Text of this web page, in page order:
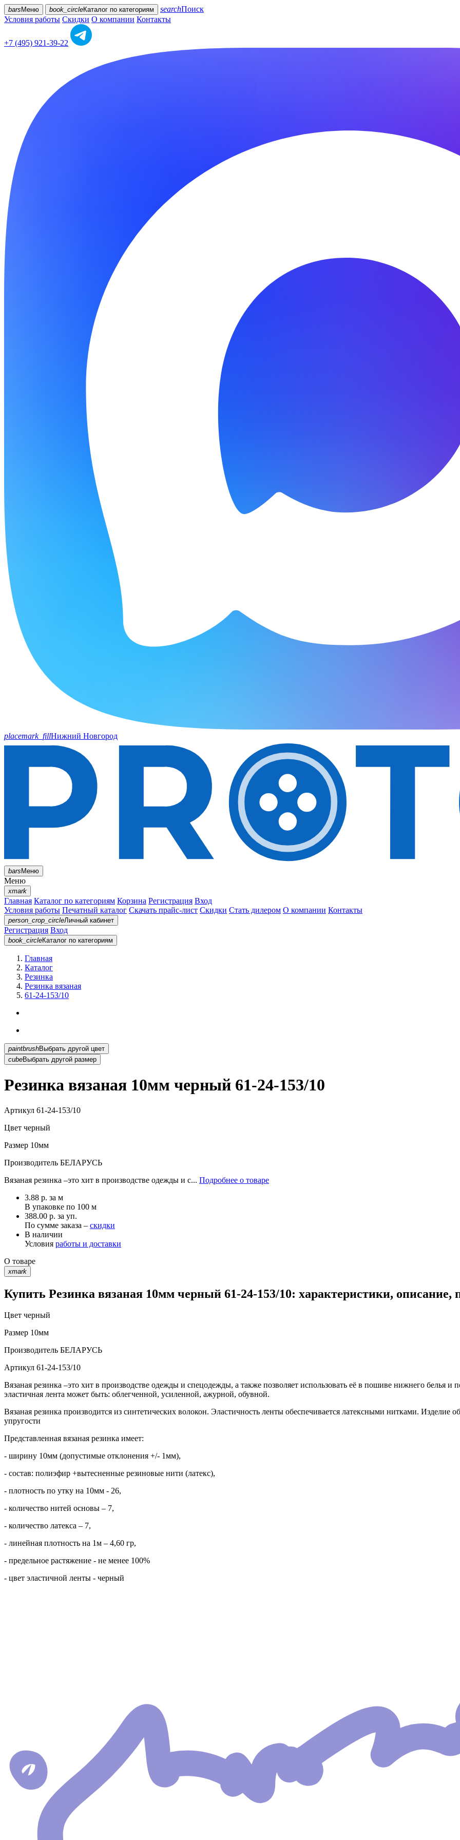
bars Меню book_circleКаталог по категориям searchПоиск
Условия работы Скидки О компании Контакты
+7 (495) 921-39-22
placemark_fillНижний Новгород
barsМеню
Меню
xmark
Главная Каталог по категориям Корзина Регистрация Вход
Условия работы Печатный каталог Скачать прайс-лист Скидки Стать дилером О компании Контакты
person_crop_circleЛичный кабинет
Регистрация Вход
book_circleКаталог по категориям
Главная
Каталог
Резинка
Резинка вязаная
61-24-153/10
paintbrush
Выбрать другой цвет
cubeВыбрать другой размер
Резинка вязаная 10мм черный 61-24-153/10
Артикул 61-24-153/10
Цвет черный
Размер 10мм
Производитель БЕЛАРУСЬ
Вязаная резинка –это хит в производстве одежды и с... Подробнее о товаре
3.88 р. за м
В упаковке по 100 м
388.00 р. за уп.
По сумме заказа – скидки
В наличии
Условия работы и доставки
О товаре
xmark
Купить Резинка вязаная 10мм черный 61-24-153/10: характеристики, описание,
Цвет черный
Размер 10мм
Производитель БЕЛАРУСЬ
Артикул 61-24-153/10
Вязаная резинка –это хит в производстве одежды и спецодежды, а также позволяет использовать её в пошиве нижнего белья и
эластичная лента может быть: облегченной, усиленной, ажурной, обувной.
Вязаная резинка производится из синтетических волокон. Эластичность ленты обеспечивается латексными нитками. Изделие
упругости
Представленная вязаная резинка имеет:
- ширину 10мм (допустимые отклонения +/- 1мм),
- состав: полиэфир +вытесненные резиновые нити (латекс),
- плотность по утку на 10мм - 26,
- количество нитей основы – 7,
- количество латекса – 7,
- линейная плотность на 1м – 4,60 гр,
- предельное растяжение - не менее 100%
- цвет эластичной ленты - черный